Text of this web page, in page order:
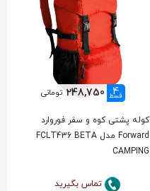
4
قسط 248,750 تومانی
کوله پشتی کوه و سفر فوروارد
Forward مدل FCLT436 BETA
CAMPING
تماس بگیرید